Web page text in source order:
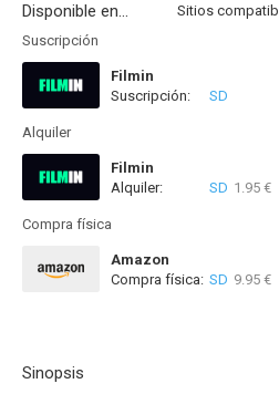
Disponible en...
Suscripción
Filmin
Disponible hasta el Jue, 12
Suscripción: SD
Alquiler
Filmin
Disponible hasta el Jue, 12
Alquiler: SD 1.95 €
Compra física
Amazon
Compra física: SD 9.95 €
Sinopsis